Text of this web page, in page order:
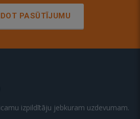
PASŪTĪJUMU
izpildītāju jebkuram uzdevumam.